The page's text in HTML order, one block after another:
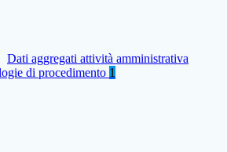
Dati aggregati attività amministrativa
di procedimento 1